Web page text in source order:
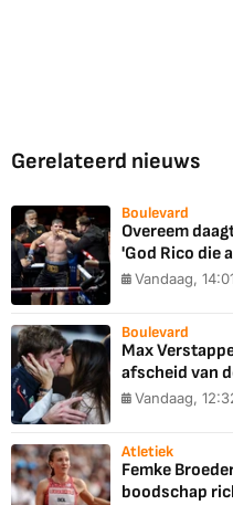
Gerelateerd nieuws
Boulevard
Overeem
'God Rico die
Vandaag, 14:01
Boulevard
Max
afscheid van
Vandaag,
Atletiek
Femke
boodschap